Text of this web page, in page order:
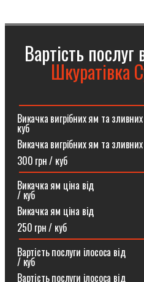
Вартість
Шкуратівка
Викачка вигрібних ям та
куб
Викачка вигрібних ям та
300 грн / куб
Викачка ям ціна від
/ куб
Викачка ям ціна від
250 грн / куб
Вартість послуги ілососа
/ куб
Вартість послуги ілососа від